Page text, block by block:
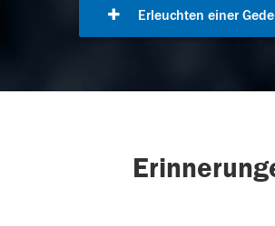
Erleuchten einer